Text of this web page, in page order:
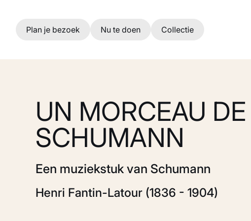
Ga naar hoofdinhoud
Plan je bezoek Nu te doen Collectie
UN MORCEAU DE
SCHUMANN
Een muziekstuk van Schumann
Henri Fantin-Latour (1836 - 1904)